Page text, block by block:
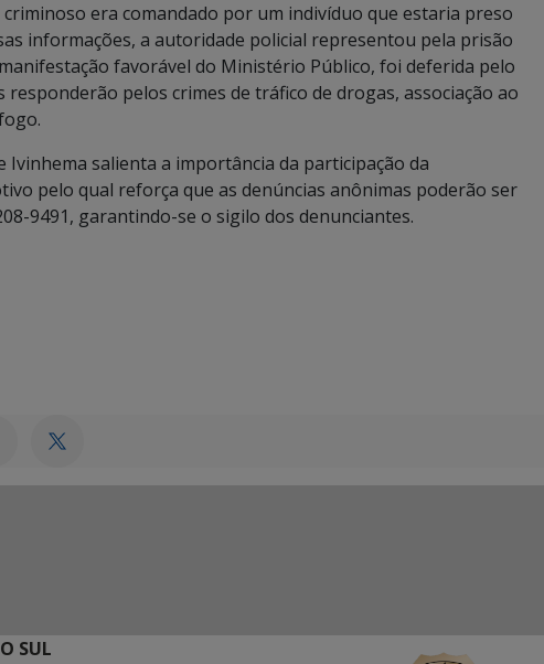
era comandado por um indivíduo que estaria preso
informações, a autoridade policial representou pela prisão
favorável do Ministério Público, foi deferida pelo
responderão pelos crimes de tráfico de drogas, associação ao
Ivinhema salienta a importância da participação da
pelo qual reforça que as denúncias anônimas poderão ser
9491, garantindo-se o sigilo dos denunciantes.
SUL